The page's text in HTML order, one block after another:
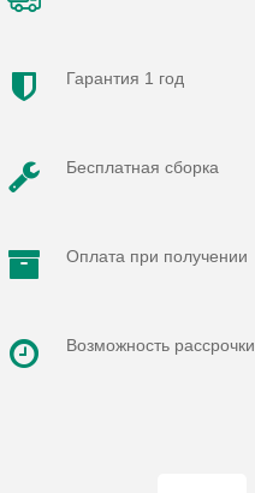
Гарантия 1 год
Бесплатная сборка
Оплата при получении
Возможность рассрочки